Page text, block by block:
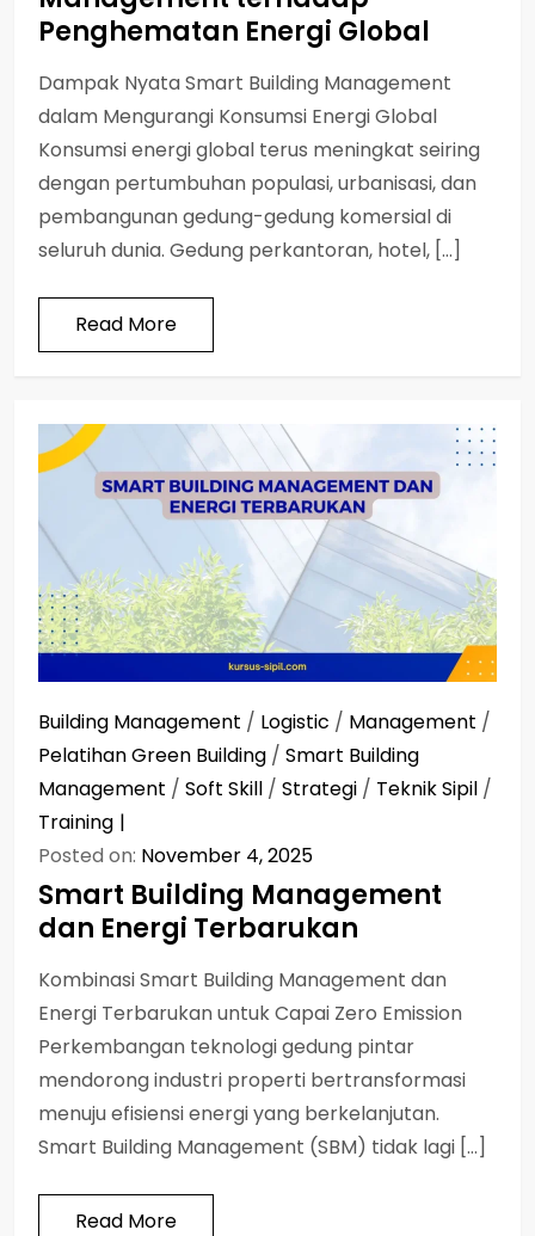
Penghematan Energi Global
Dampak Nyata Smart Building Management
dalam Mengurangi Konsumsi Energi Global
Konsumsi energi global terus meningkat seiring
dengan pertumbuhan populasi, urbanisasi, dan
pembangunan gedung-gedung komersial di
seluruh dunia. Gedung perkantoran, hotel, […]
Read More
Building Management / Logistic / Management /
Pelatihan Green Building / Smart Building
Management / Soft Skill / Strategi / Teknik Sipil /
Training
Posted on: November 4, 2025
Smart Building Management
dan Energi Terbarukan
Kombinasi Smart Building Management dan
Energi Terbarukan untuk Capai Zero Emission
Perkembangan teknologi gedung pintar
mendorong industri properti bertransformasi
menuju efisiensi energi yang berkelanjutan.
Smart Building Management (SBM) tidak lagi […]
Read More